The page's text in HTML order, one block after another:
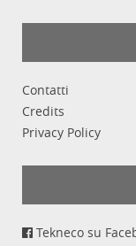
Contatti
Credits
Privacy Policy
Tekneco su